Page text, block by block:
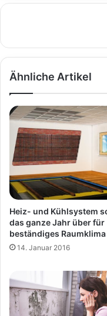
Ähnliche Artikel
Heiz- und Kühlsystem
das ganze Jahr über für
beständiges Raumklima
14. Januar 2016